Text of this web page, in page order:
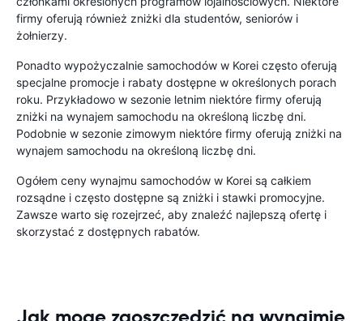
firmy oferują również zniżki dla studentów, seniorów i
żołnierzy.
Ponadto wypożyczalnie samochodów w Korei często oferują
specjalne promocje i rabaty dostępne w określonych porach
roku. Przykładowo w sezonie letnim niektóre firmy oferują
zniżki na wynajem samochodu na określoną liczbę dni.
Podobnie w sezonie zimowym niektóre firmy oferują zniżki na
wynajem samochodu na określoną liczbę dni.
Ogółem ceny wynajmu samochodów w Korei są całkiem
rozsądne i często dostępne są zniżki i stawki promocyjne.
Zawsze warto się rozejrzeć, aby znaleźć najlepszą ofertę i
skorzystać z dostępnych rabatów.